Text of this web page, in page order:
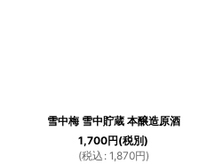
雪中梅 雪中貯蔵 本醸造原酒
1,700円(税別)
(税込 : 1,870円)